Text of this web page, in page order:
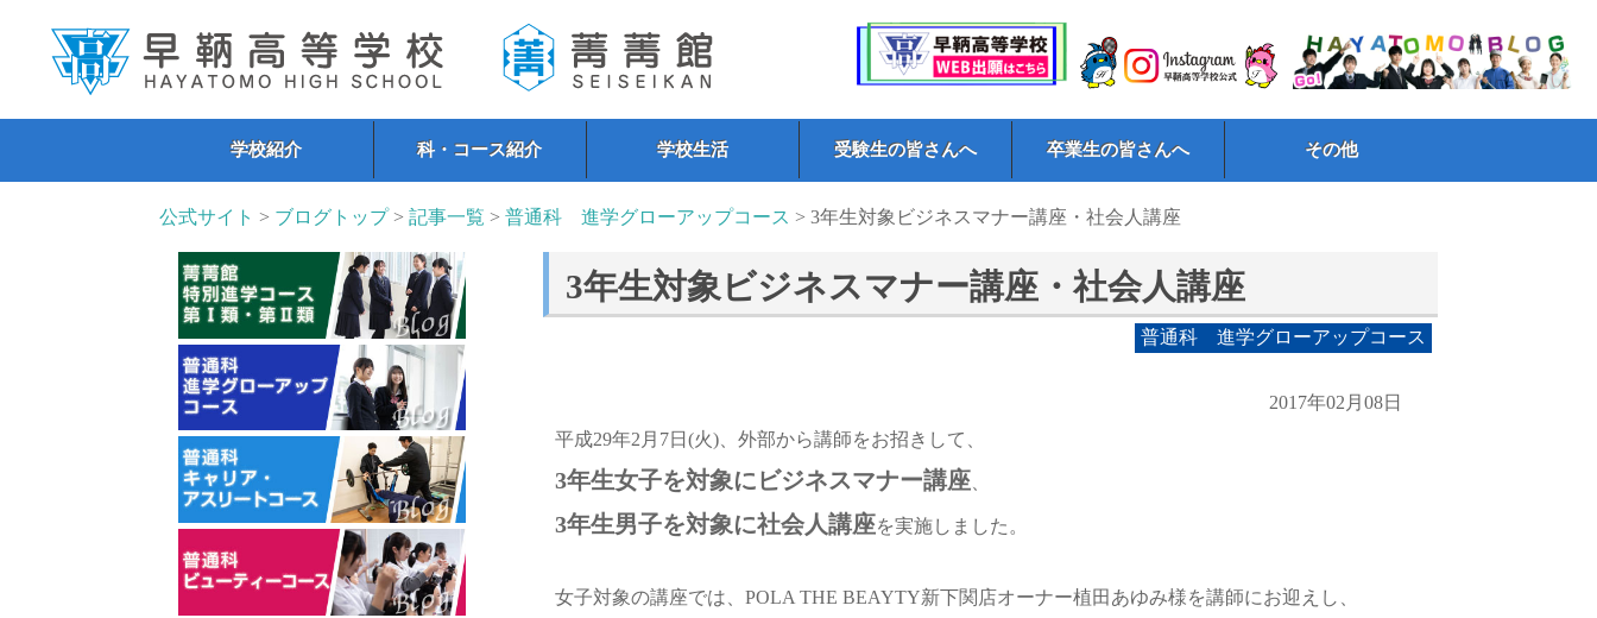
学校紹介 科・コース紹介 学校生活 受験生の皆さんへ 卒業生の皆さんへ その他
公式サイト > ブログトップ>記事一覧 >普通科 進学グローアップコース > 3年生対象ビジネスマナー講座・社会人講座
3年生対象ビジネスマナー講座・社会人講座
普通科 進学グローアップコース
2017年02月08日
平成29年2月7日(火)、外部から講師をお招きして、
3年生女子を対象にビジネスマナー講座
3年生男子を対象に社会人講座を実施しました。
女子対象の講座では、POLA THE BEAYTY新下関店オーナー植田あゆみ様を講師にお迎えし、